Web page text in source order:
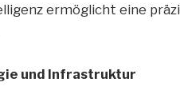
ermöglicht eine
und Infrastruktur